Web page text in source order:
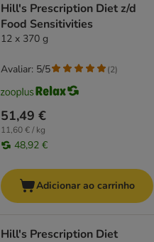
Hill's Prescription Diet z/d
Food Sensitivities
12 x 370 g
51,49 €
11,60 € / kg
48,92 €
Avaliar: 5/5 (2)
Adicionar ao carrinho
Hill's Prescription Diet